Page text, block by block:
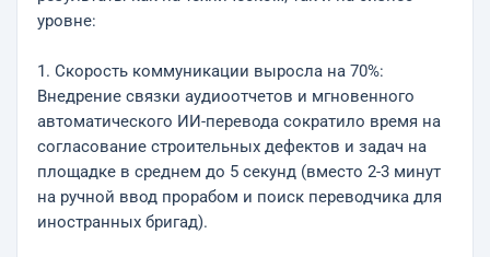
уровне:
1. Скорость коммуникации выросла на 70%:
Внедрение связки аудиоотчетов и мгновенного
автоматического ИИ-перевода сократило время на
согласование строительных дефектов и задач на
площадке в среднем до 5 секунд (вместо 2-3 минут
на ручной ввод прорабом и поиск переводчика для
иностранных бригад).